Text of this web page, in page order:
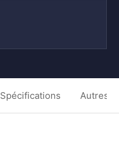
Spécifications Autres